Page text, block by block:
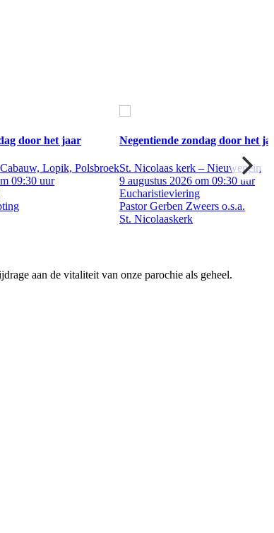
door het jaar
Lopik, Polsbroek
09:30 uur
Negentiende zondag door het
St. Nicolaas kerk – Nieuwegein
9 augustus 2026 om 09:30 uur
Eucharistieviering
Pastor Gerben Zweers o.s.a.
St. Nicolaaskerk
aan de vitaliteit van onze parochie als geheel.